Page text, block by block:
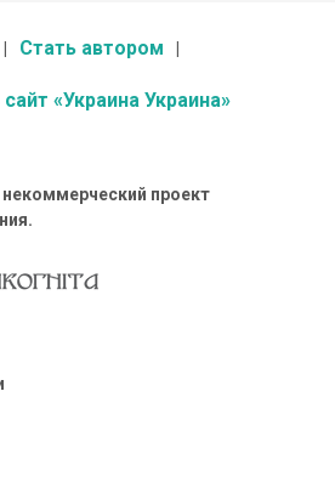
Стать автором
«Украина Украина»
некоммерческий проект